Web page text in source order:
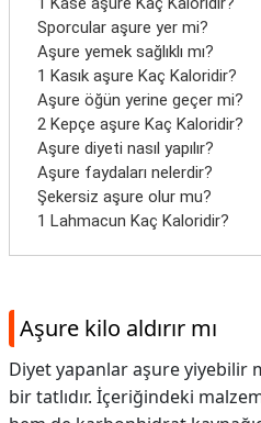
Sporcular aşure yer mi?
Aşure yemek sağlıklı mı?
1 Kasık aşure Kaç Kaloridir?
Aşure öğün yerine geçer mi?
2 Kepçe aşure Kaç Kaloridir?
Aşure diyeti nasıl yapılır?
Aşure faydaları nelerdir?
Şekersiz aşure olur mu?
1 Lahmacun Kaç Kaloridir?
Aşure kilo aldırır mı
Diyet yapanlar aşure yiyebilir
bir tatlıdır. İçeriğindeki